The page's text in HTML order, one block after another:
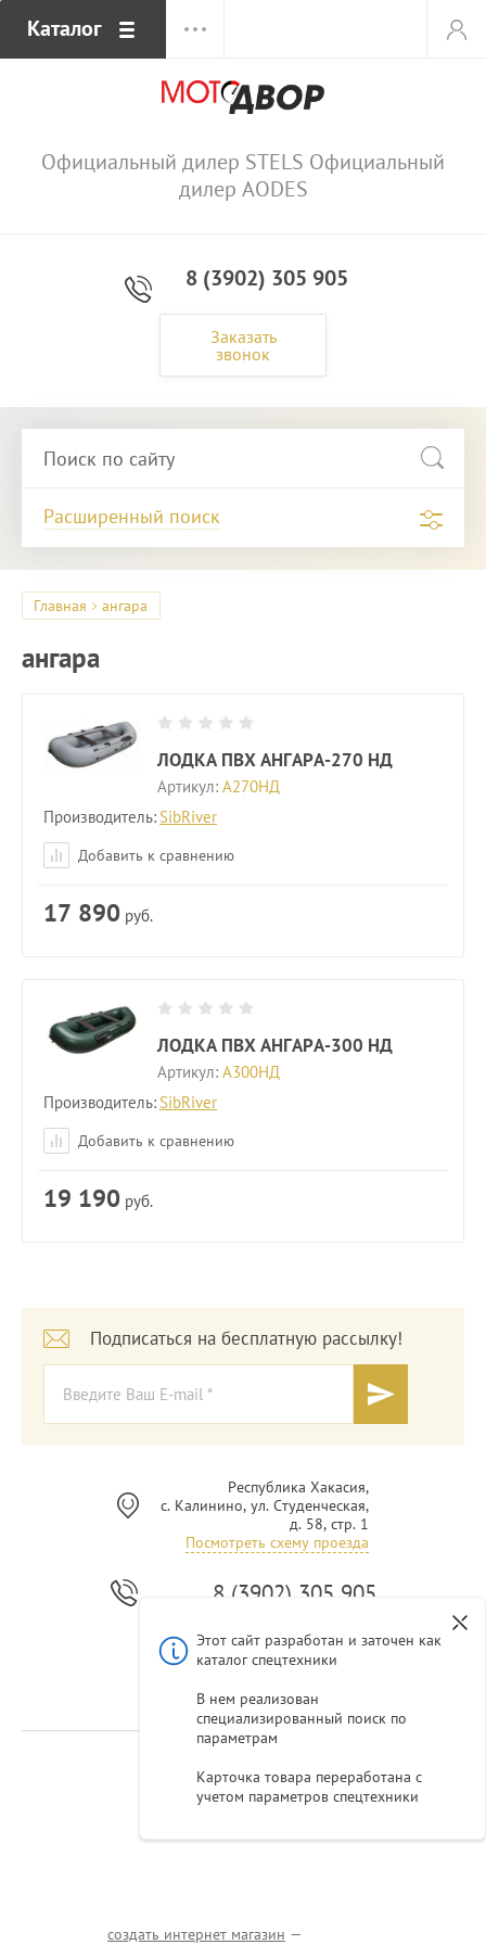
Каталог
Официальный дилер STELS Официальный
дилер AODES
8 (3902) 305 905
Заказать
звонок
Расширенный поиск
Главная ангара
ангара
ЛОДКА ПВХ АНГАРА-270 НД
Артикул: А270НД
Производитель: SibRiver
Добавить к сравнению
17 890 руб.
ЛОДКА ПВХ АНГАРА-300 НД
Артикул: А300НД
Производитель: SibRiver
Добавить к сравнению
19 190 руб.
Подписаться на бесплатную рассылку!
Республика Хакасия,
с. Калинино, ул. Студенческая,
д. 58, стр. 1
Посмотреть схему проезда
8 (3902) 305 905
Заказать
© 2017 МотоДвор
создать интернет магазин —
Этот сайт разработан и заточен как
каталог спецтехники
В нем реализован
специализированный поиск по
параметрам
Карточка товара переработана с
учетом параметров спецтехники